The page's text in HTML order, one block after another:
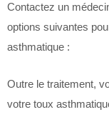
Contactez un
options suivantes
asthmatique :
Outre le traitement,
votre toux